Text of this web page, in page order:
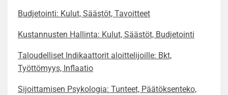
Budjetointi: Kulut, Säästöt, Tavoitteet
Kustannusten Hallinta: Kulut, Säästöt, Budjetointi
Taloudelliset Indikaattorit aloittelijoille: Bkt,
Työttömyys, Inflaatio
Sijoittamisen Psykologia: Tunteet, Päätöksenteko,